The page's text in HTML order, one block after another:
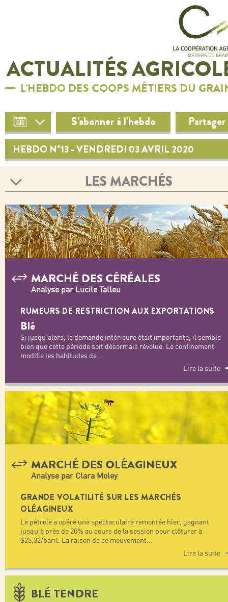
ACTUALITÉS
L'HEBDO DES COOPS MÉTIERS DU
S'abonner à l'hebdo Partager
HEBDO N°13 - VENDREDI 03 AVRIL 2020
LES MARCHÉS
MARCHÉ DES CÉRÉALES
Analyse par Lucile Talleu
RUMEURS DE RESTRICTION AUX EXPORTATIONS
Blé
Si jusqu’alors, la demande intérieure était importante, il semble
bien que cette période soit désormais révolue. Le confinement
modifie les habitudes de...
Lire la suite
MARCHÉ DES OLÉAGINEUX
Analyse par Clara Moley
GRANDE VOLATILITÉ SUR LES MARCHÉS
OLÉAGINEUX
Le pétrole a opéré une spectaculaire remontée hier, gagnant
jusqu’à près de 20% au cours de la session pour clôturer à
$25,32/baril. La raison de ce mouvement...
Lire la suite
BLÉ TENDRE